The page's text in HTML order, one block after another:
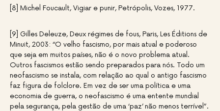
[8] Michel Foucault, Vigiar e punir, Petrópolis, Vozes, 1977.
[9] Gilles Deleuze, Deux régimes de fous, Paris, Les Éditions de
Minuit, 2003: “O velho fascismo, por mais atual e poderoso
que seja em muitos países, não é o novo problema atual.
Outros fascismos estão sendo preparados para nós. Todo um
neofascismo se instala, com relação ao qual o antigo fascismo
faz figura de folclore. Em vez de ser uma política e uma
economia de guerra, o neofascismo é uma entente mundial
pela segurança, pela gestão de uma ‘paz’ não menos terrível”.